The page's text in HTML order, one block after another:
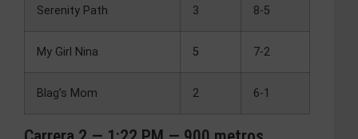
Serenity Path 3 8-5
My Girl Nina 5 7-2
Blag’s Mom 2 6-1